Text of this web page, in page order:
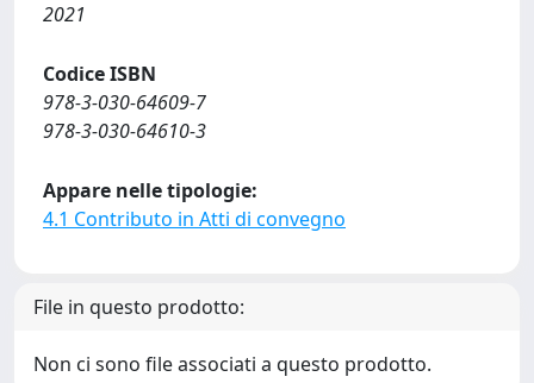
2021
Codice ISBN
978-3-030-64609-7
978-3-030-64610-3
Appare nelle tipologie:
4.1 Contributo in Atti di convegno
File in questo prodotto:
Non ci sono file associati a questo prodotto.